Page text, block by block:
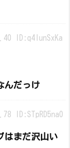
ID:q4IunSxKa
んだっけ
ID:STpRD5na0
はまだ沢山い